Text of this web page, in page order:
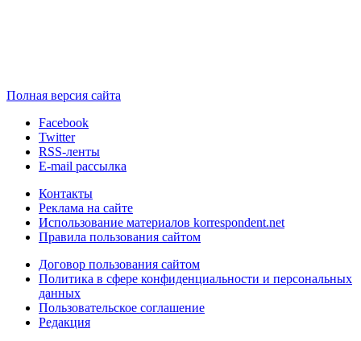
Полная версия сайта
Facebook
Twitter
RSS-ленты
E-mail рассылка
Контакты
Реклама на сайте
Использование материалов korrespondent.net
Правила пользования сайтом
Договор пользования сайтом
Политика в сфере конфиденциальности и персональных
данных
Пользовательское соглашение
Редакция